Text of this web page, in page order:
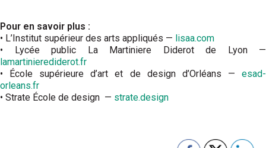
Pour en savoir plus :
• L’Institut supérieur des arts appliqués — lisaa.com
• Lycée public La Martiniere Diderot de Lyon —
lamartinierediderot.fr
• École supérieure d’art et de design d’Orléans — esad-
orleans.fr
• Strate École de design — strate.design